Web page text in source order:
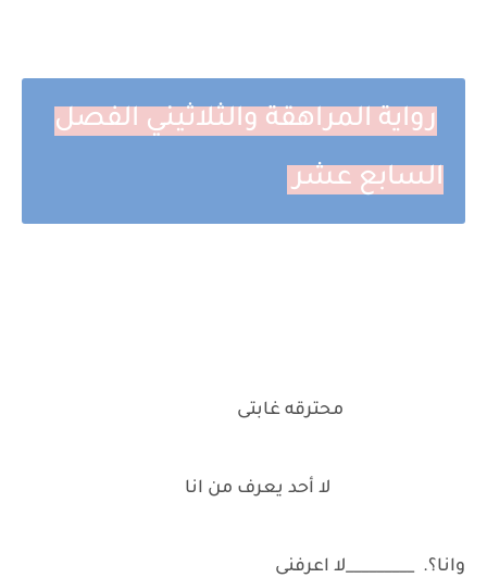
رواية المراهقة والثلاثيني الفصل
السابع عشر
محترقه غابتى
لا أحد يعرف من انا
وانا؟. _________لا اعرفنى